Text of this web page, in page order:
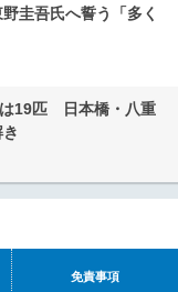
圭吾氏へ誓う「多く
19匹 日本橋・八重
免責事項